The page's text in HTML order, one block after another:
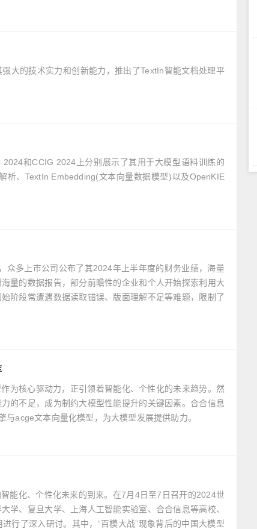
大的技术实力和创新能力，推出了TextIn智能文档处理平
和CCIG 2024上分别展示了其用于大模型语料训练的
、TextIn Embedding(文本向量数据模型)以及OpenKIE
多上市公司公布了其2024年上半年度的财务业绩，海量
量的数据报告，部分前瞻性的企业和个人开始探索利用大
阶段常遭遇数据读取错误、版面理解不足等难题，限制了
为核心驱动力，正引领着智能化、个性化的未来趋势。然
的不足，成为制约大模型性能提升的关键因素。合合信息
acge文本向量化模型，为大模型发展提供助力。
能化、个性化未来的到来。在7月4日至7日召开的2024世
学、复旦大学、上海人工智能实验室、合合信息等高校、
行了深入研讨。其中，“百模大战”现象背后的中国大模型